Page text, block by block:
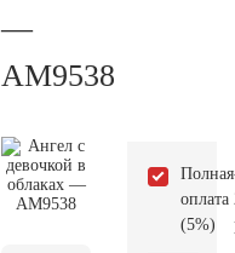
—
AM9538
Полная
оплата
(5%)